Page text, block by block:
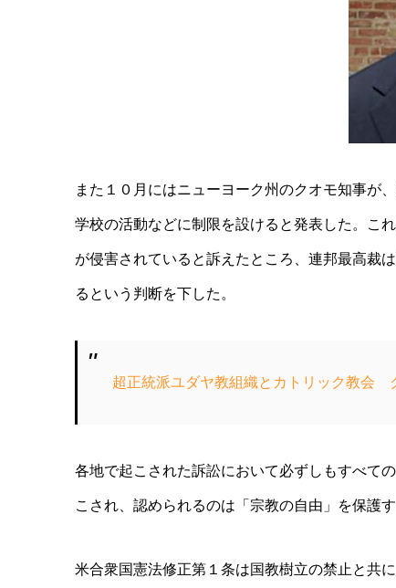
また１０月にはニューヨーク州のクオモ知事が
学校の活動などに制限を設けると発表した。こ
が侵害されていると訴えたところ、連邦最高裁
るという判断を下した。
超正統派ユダヤ教組織とカトリック教会
各地で起こされた訴訟において必ずしもすべて
こされ、認められるのは「宗教の自由」を保護
米合衆国憲法修正第１条は国教樹立の禁止と共